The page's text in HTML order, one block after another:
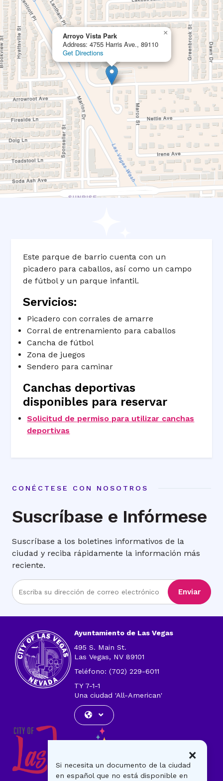
Arroyo Vista Park
Address: 4755 Harris Ave., 89110
Get Directions
×
Este parque de barrio cuenta con un
picadero para caballos, así como un campo
de fútbol y un parque infantil.
Servicios:
Picadero con corrales de amarre
Corral de entrenamiento para caballos
Cancha de fútbol
Zona de juegos
Sendero para caminar
Canchas deportivas
disponibles para reservar
Solicitud de permiso para utilizar canchas
deportivas
CONÉCTESE CON NOSOTROS
Suscríbase e Infórmese
Suscríbase a los boletines informativos de la
ciudad y reciba rápidamente la información más
reciente.
Ingrese
la
correo
electrónico
Enviar
Ayuntamiento de Las Vegas
495 S. Main St.
Las Vegas, NV 89101
Teléfono: (702) 229-6011
TY 7-1-1
Una ciudad 'All-American'
Si necesita un documento de la ciudad
en español que no está disponible en
×